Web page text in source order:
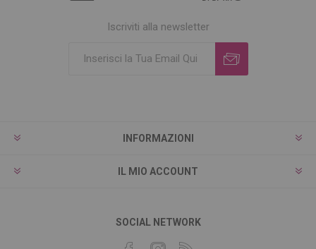
Iscriviti alla newsletter
INFORMAZIONI
IL MIO ACCOUNT
SOCIAL NETWORK